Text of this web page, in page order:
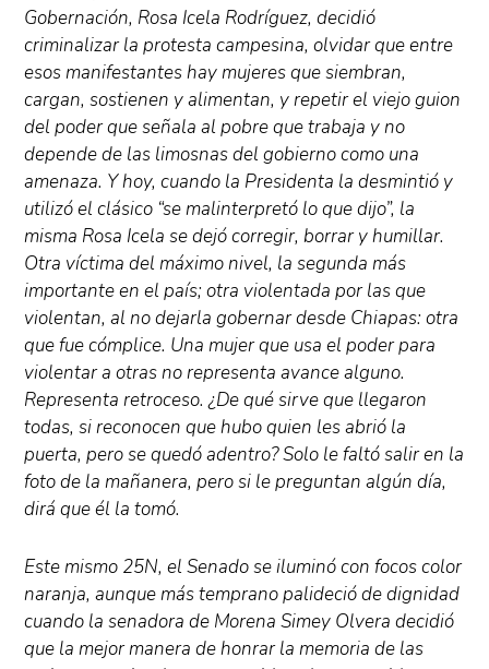
Gobernación, Rosa Icela Rodríguez, decidió
criminalizar la protesta campesina, olvidar que entre
esos manifestantes hay mujeres que siembran,
cargan, sostienen y alimentan, y repetir el viejo guion
del poder que señala al pobre que trabaja y no
depende de las limosnas del gobierno como una
amenaza. Y hoy, cuando la Presidenta la desmintió y
utilizó el clásico “se malinterpretó lo que dijo”, la
misma Rosa Icela se dejó corregir, borrar y humillar.
Otra víctima del máximo nivel, la segunda más
importante en el país; otra violentada por las que
violentan, al no dejarla gobernar desde Chiapas: otra
que fue cómplice. Una mujer que usa el poder para
violentar a otras no representa avance alguno.
Representa retroceso. ¿De qué sirve que llegaron
todas, si reconocen que hubo quien les abrió la
puerta, pero se quedó adentro? Solo le faltó salir en la
foto de la mañanera, pero si le preguntan algún día,
dirá que él la tomó.
Este mismo 25N, el Senado se iluminó con focos color
naranja, aunque más temprano palideció de dignidad
cuando la senadora de Morena Simey Olvera decidió
que la mejor manera de honrar la memoria de las